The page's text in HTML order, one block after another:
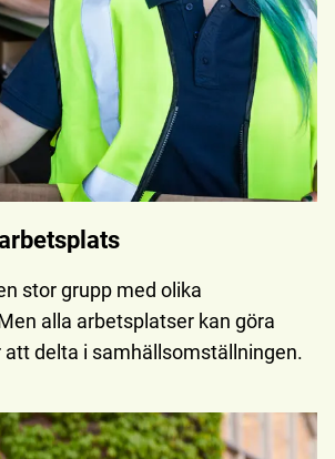
stor grupp med olika
alla arbetsplatser kan göra
delta i samhällsomställningen.